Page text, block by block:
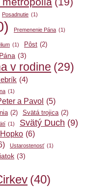
Posadnutie (1)
Premenenie Pána (1)
(1) Pôst (2)
(3)
v rodine (29)
(4)
(1)
a Pavol (5)
(2) Svätá trojica (2)
(1) Svätý Duch (9)
(6)
Ustarostenosť (1)
(3)
(40)